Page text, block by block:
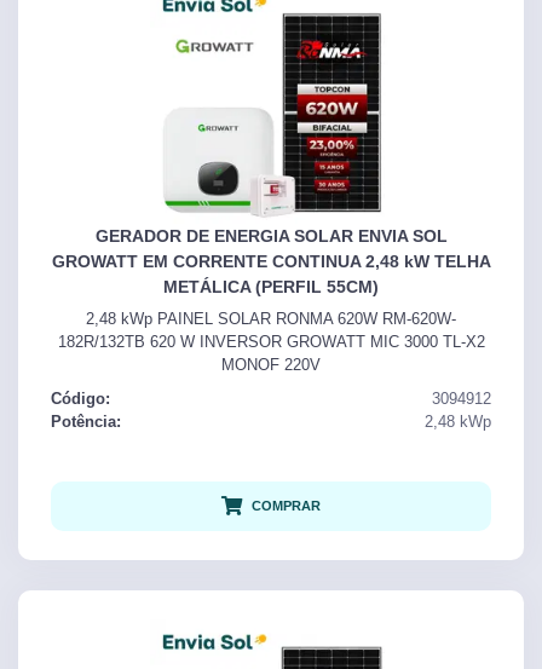
GERADOR DE ENERGIA SOLAR ENVIA SOL
GROWATT EM CORRENTE CONTINUA 2,48 kW TELHA
METÁLICA (PERFIL 55CM)
2,48 kWp PAINEL SOLAR RONMA 620W RM-620W-
182R/132TB 620 W INVERSOR GROWATT MIC 3000 TL-X2
MONOF 220V
Código:
3094912
Potência:
2,48 kWp
COMPRAR